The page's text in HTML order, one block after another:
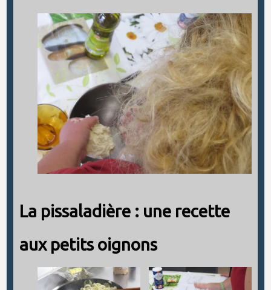
La pissaladière : une recette
aux petits oignons